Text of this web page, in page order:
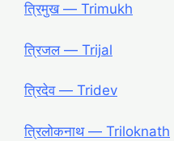
त्रिमुख ― Trimukh
त्रिजल ― Trijal
त्रिदेव ― Tridev
त्रिलोकनाथ ― Triloknath